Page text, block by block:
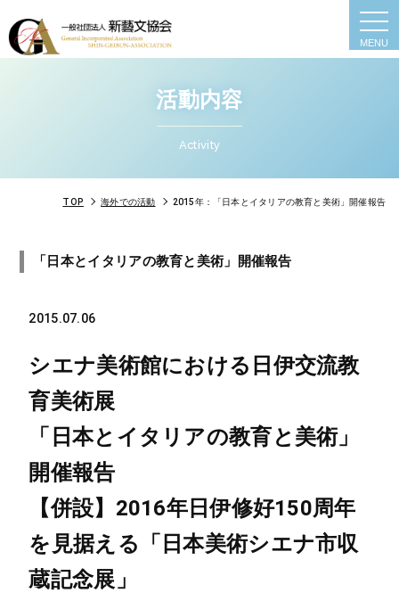
活動内容
Activity
TOP 海外での活動 2015年：「日本とイタリアの教育と美術」開催報告
「日本とイタリアの教育と美術」開催報告
2015.07.06
シエナ美術館における日伊交流教
育美術展
「日本とイタリアの教育と美術」
開催報告
【併設】2016年日伊修好150周年
を見据える「日本美術シエナ市収
蔵記念展」